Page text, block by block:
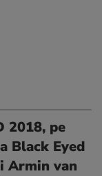
2018, pe
Black Eyed
Armin van